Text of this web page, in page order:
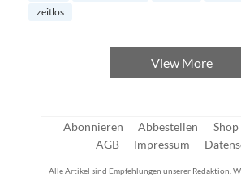
zeitlos
View More
Abonnieren Abbestellen Shop
AGB
Impressum
Alle Artikel sind Empfehlungen unserer Redaktion.